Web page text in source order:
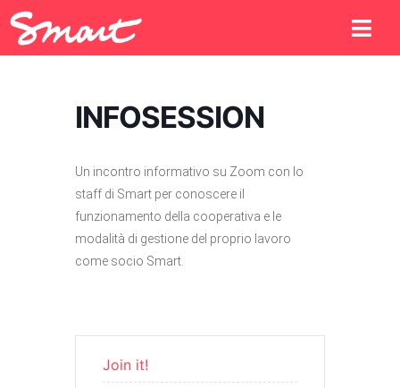
INFOSESSION
Un incontro informativo su Zoom con lo
staff di Smart per conoscere il
funzionamento della cooperativa e le
modalità di gestione del proprio lavoro
come socio Smart.
Join it!